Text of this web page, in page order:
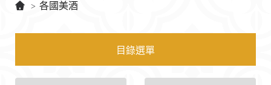
> 各國美酒
目錄選單